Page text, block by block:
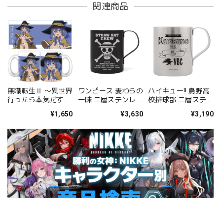
関連商品
無職転生Ⅱ 〜異世界
行ったら本気だす〜
シー・ミグルディ
¥1,650
ワンピース 麦わらの
一味 二層ステンレス
¥3,630
ハイキュー!! 烏野高
校排球部 二層ステン
¥3,190